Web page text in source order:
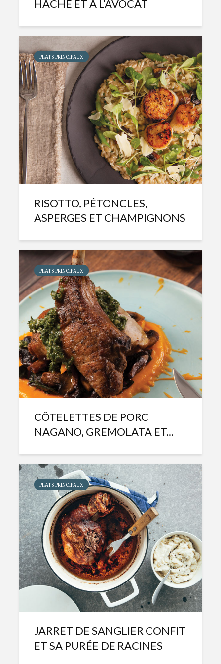
HACHÉ ET À L’AVOCAT
PLATS PRINCIPAUX
RISOTTO, PÉTONCLES,
ASPERGES ET CHAMPIGNONS
PLATS PRINCIPAUX
CÔTELETTES DE PORC
NAGANO, GREMOLATA ET...
PLATS PRINCIPAUX
JARRET DE SANGLIER CONFIT
ET SA PURÉE DE RACINES